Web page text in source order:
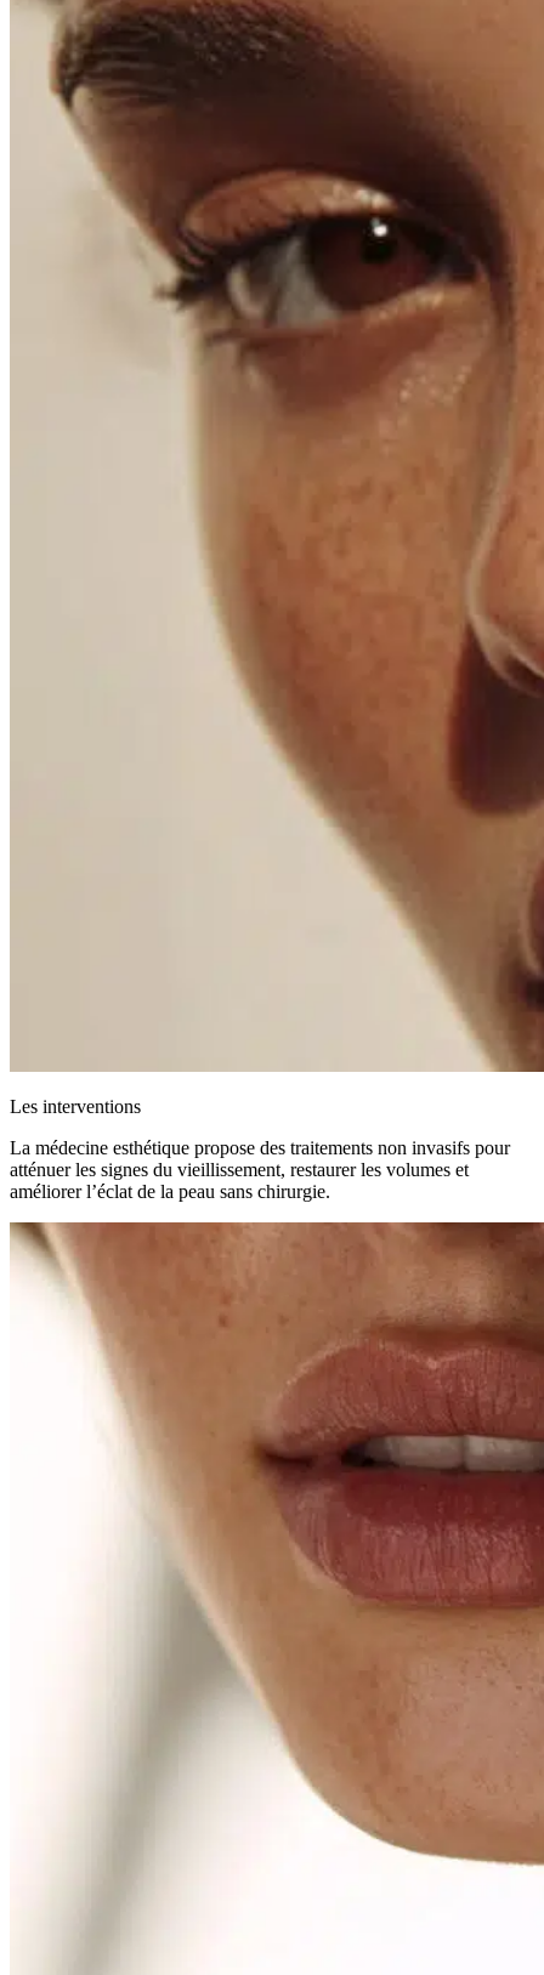
Les interventions
La médecine esthétique propose des traitements non invasifs pour
atténuer les signes du vieillissement, restaurer les volumes et
améliorer l’éclat de la peau sans chirurgie.